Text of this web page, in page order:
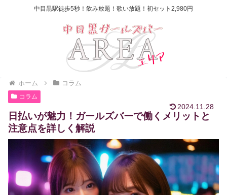
中目黒駅徒歩5秒！飲み放題！歌い放題！初セット2,980円
ホーム コラム
コラム
2024.11.28
日払いが魅力！ガールズバーで働くメリットと
注意点を詳しく解説